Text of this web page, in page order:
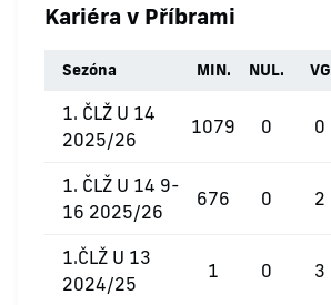
Kariéra v Příbrami
Sezóna MIN. NUL. VG
1. ČLŽ U 14
2025/26
1079 0 0
1. ČLŽ U 14 9-
16 2025/26
676 0 2
1.ČLŽ U 13
2024/25
1 0 3